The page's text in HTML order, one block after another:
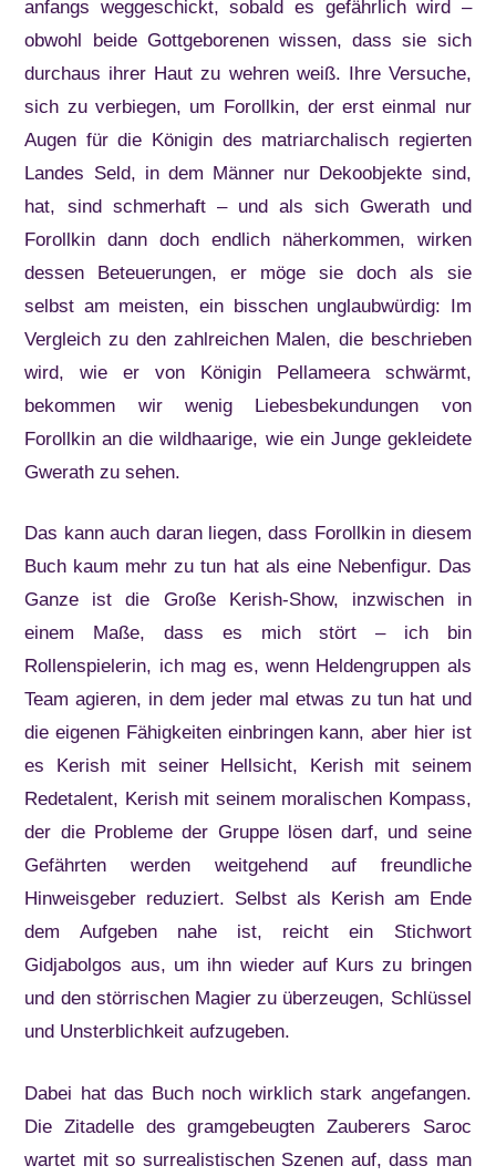
anfangs weggeschickt, sobald es gefährlich wird –
obwohl beide Gottgeborenen wissen, dass sie sich
durchaus ihrer Haut zu wehren weiß. Ihre Versuche,
sich zu verbiegen, um Forollkin, der erst einmal nur
Augen für die Königin des matriarchalisch regierten
Landes Seld, in dem Männer nur Dekoobjekte sind,
hat, sind schmerhaft – und als sich Gwerath und
Forollkin dann doch endlich näherkommen, wirken
dessen Beteuerungen, er möge sie doch als sie
selbst am meisten, ein bisschen unglaubwürdig: Im
Vergleich zu den zahlreichen Malen, die beschrieben
wird, wie er von Königin Pellameera schwärmt,
bekommen wir wenig Liebesbekundungen von
Forollkin an die wildhaarige, wie ein Junge gekleidete
Gwerath zu sehen.
Das kann auch daran liegen, dass Forollkin in diesem
Buch kaum mehr zu tun hat als eine Nebenfigur. Das
Ganze ist die Große Kerish-Show, inzwischen in
einem Maße, dass es mich stört – ich bin
Rollenspielerin, ich mag es, wenn Heldengruppen als
Team agieren, in dem jeder mal etwas zu tun hat und
die eigenen Fähigkeiten einbringen kann, aber hier ist
es Kerish mit seiner Hellsicht, Kerish mit seinem
Redetalent, Kerish mit seinem moralischen Kompass,
der die Probleme der Gruppe lösen darf, und seine
Gefährten werden weitgehend auf freundliche
Hinweisgeber reduziert. Selbst als Kerish am Ende
dem Aufgeben nahe ist, reicht ein Stichwort
Gidjabolgos aus, um ihn wieder auf Kurs zu bringen
und den störrischen Magier zu überzeugen, Schlüssel
und Unsterblichkeit aufzugeben.
Dabei hat das Buch noch wirklich stark angefangen.
Die Zitadelle des gramgebeugten Zauberers Saroc
wartet mit so surrealistischen Szenen auf, dass man